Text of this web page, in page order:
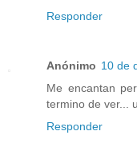
Responder
Anónimo 10 de
Me encantan
termino de ver...
Responder